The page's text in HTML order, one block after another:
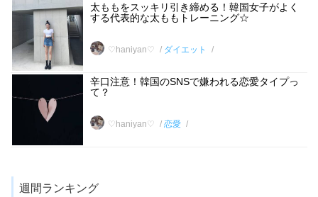
太ももをスッキリ引き締める！韓国女子がよく
する代表的な太ももトレーニング☆
♡haniyan♡ ダイエット
辛口注意！韓国のSNSで嫌われる恋愛タイプっ
て？
♡haniyan♡ 恋愛
週間ランキング